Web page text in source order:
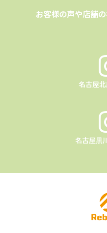
お客様の声や店舗
名古屋
名古屋黒